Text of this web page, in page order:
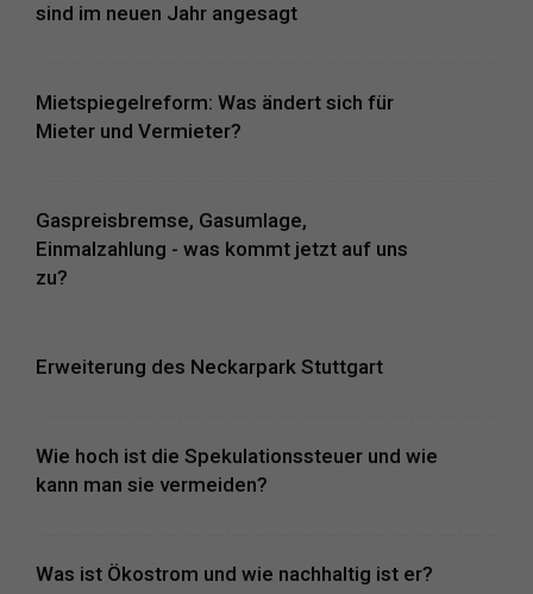
sind im neuen Jahr angesagt
Mietspiegelreform: Was ändert sich für
Mieter und Vermieter?
Gaspreisbremse, Gasumlage,
Einmalzahlung - was kommt jetzt auf uns
zu?
Erweiterung des Neckarpark Stuttgart
Wie hoch ist die Spekulationssteuer und wie
kann man sie vermeiden?
Was ist Ökostrom und wie nachhaltig ist er?